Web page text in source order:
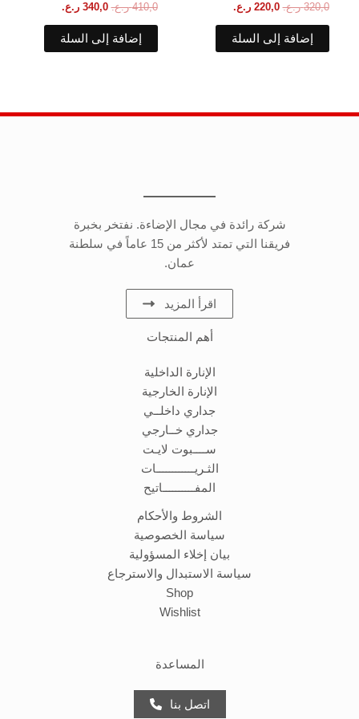
320,0 ر.ع. 220,0 ر.ع.
إضافة إلى السلة
410,0 ر.ع. 340,0 ر.ع.
إضافة إلى السلة
شركة رائدة في مجال الإضاءة. نفتخر بخبرة
فريقنا التي تمتد لأكثر من 15 عاماً في سلطنة
عمان.
اقرأ المزيد
أهم المنتجات
الإنارة الداخلية
الإنارة الخارجية
جداري داخلــي
جداري خــارجي
ســــبوت لايـت
الثـريــــــــــــات
المفــــــــــاتيح
الشروط والأحكام
سياسة الخصوصية
بيان إخلاء المسؤولية
سياسة الاستبدال والاسترجاع
Shop
Wishlist
المساعدة
اتصل بنا